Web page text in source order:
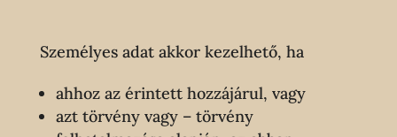
Személyes adat akkor kezelhető, ha
ahhoz az érintett hozzájárul, vagy
azt törvény vagy – törvény